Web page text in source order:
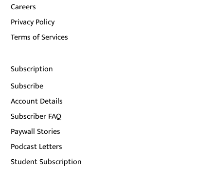
Careers
Privacy Policy
Terms of Services
Subscription
Subscribe
Account Details
Subscriber FAQ
Paywall Stories
Podcast Letters
Student Subscription